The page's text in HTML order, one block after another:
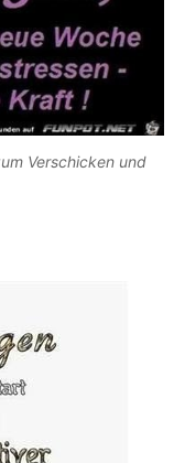
Verschicken und